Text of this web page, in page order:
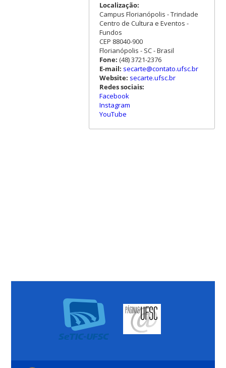
Localização:
Campus Florianópolis - Trindade
Centro de Cultura e Eventos -
Fundos
CEP 88040-900
Florianópolis - SC - Brasil
Fone: (48) 3721-2376
E-mail: secarte@contato.ufsc.br
Website: secarte.ufsc.br
Redes sociais:
Facebook
Instagram
YouTube